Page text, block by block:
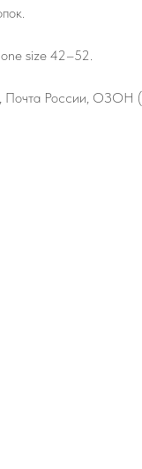
size 42–52.
России, ОЗОН